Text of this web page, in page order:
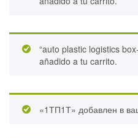
“auto plastic logistics
añadido a tu carrito.
«1ТП1Т» добавлен в